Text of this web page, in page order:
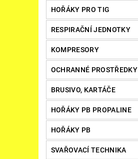
HOŘÁKY PRO TIG
RESPIRAČNÍ JEDNOTKY
KOMPRESORY
OCHRANNÉ PROSTŘEDKY
BRUSIVO, KARTÁČE
HOŘÁKY PB PROPALINE
HOŘÁKY PB
SVAŘOVACÍ TECHNIKA